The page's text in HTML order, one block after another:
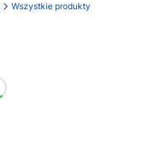
Wszystkie produkty